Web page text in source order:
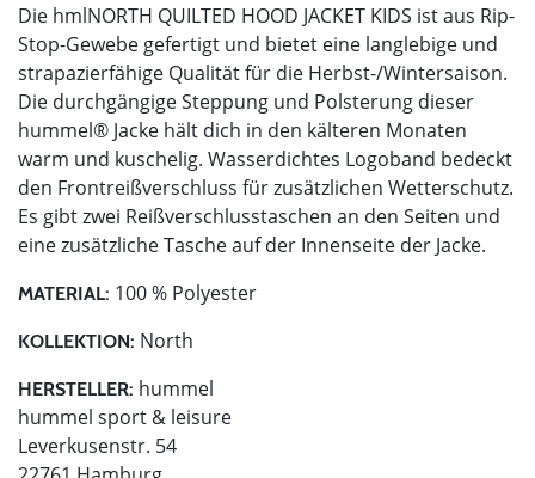
Die hmlNORTH QUILTED HOOD JACKET KIDS ist aus Rip-
Stop-Gewebe gefertigt und bietet eine langlebige und
strapazierfähige Qualität für die Herbst-/Wintersaison.
Die durchgängige Steppung und Polsterung dieser
hummel® Jacke hält dich in den kälteren Monaten
warm und kuschelig. Wasserdichtes Logoband bedeckt
den Frontreißverschluss für zusätzlichen Wetterschutz.
Es gibt zwei Reißverschlusstaschen an den Seiten und
eine zusätzliche Tasche auf der Innenseite der Jacke.
MATERIAL: 100 % Polyester
KOLLEKTION: North
HERSTELLER: hummel
hummel sport & leisure
Leverkusenstr. 54